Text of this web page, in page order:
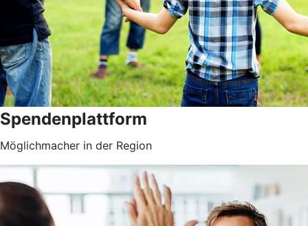
Spendenplattform
Möglichmacher in der Region